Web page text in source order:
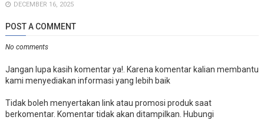
DECEMBER 16, 2025
POST A COMMENT
No comments
Jangan lupa kasih komentar ya!. Karena komentar kalian membantu
kami menyediakan informasi yang lebih baik
Tidak boleh menyertakan link atau promosi produk saat
berkomentar. Komentar tidak akan ditampilkan. Hubungi